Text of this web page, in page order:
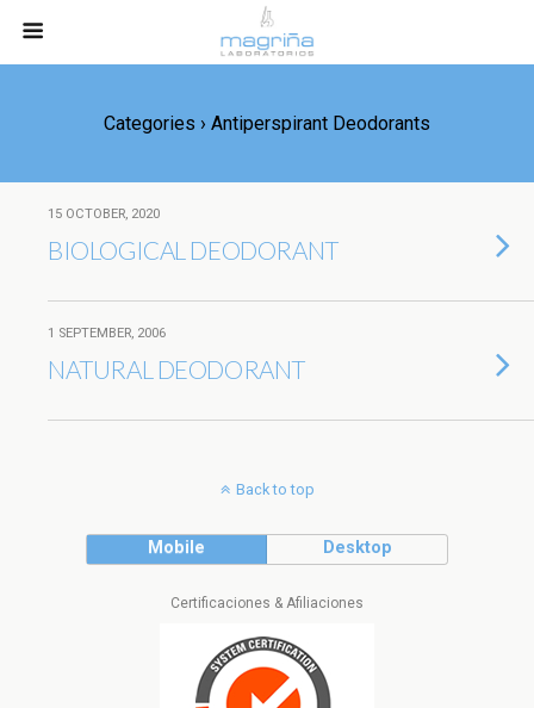
Categories › Antiperspirant Deodorants
15 OCTOBER, 2020
BIOLOGICAL DEODORANT
1 SEPTEMBER, 2006
NATURAL DEODORANT
Back to top
Mobile Desktop
Certificaciones & Afiliaciones